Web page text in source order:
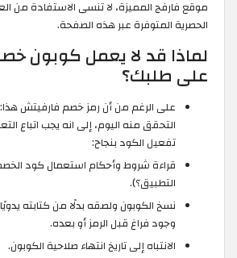
موقع فارفج المميزة، لا تنسى الاستفادة من
الحصرية المتوفرة عبر هذه الصفحة.
لماذا قد لا يعمل كوبون
على طلبك؟
على الرغم من أن رمز خصم فارفيتش هذا:
التحقق منه اليوم، إلى انه يجب اتباع
تفعيل الكود بنجاح:
قراءة شروط وأحكام استعمال كود
التطبيق؟).
نسخ الكوبون ولصقه بدلًا من كتابته
وجود فراغ قبل الرمز أو بعده.
الانتباه إلى تاريخ انتهاء صلاحية الكوبون.